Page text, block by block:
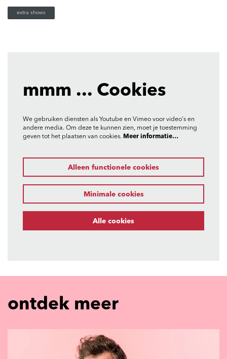
extra shows
mmm ... Cookies
We gebruiken diensten als Youtube en Vimeo voor video's en
andere media. Om deze te kunnen zien, moet je toestemming
geven tot het plaatsen van cookies. Meer informatie…
Alleen functionele cookies
Minimale cookies
Alle cookies
ontdek meer